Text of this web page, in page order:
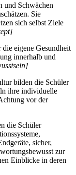
und Schwächen
Sie
sich selbst Ziele
eigene Gesundheit
innerhalb und
bilden die Schüler
ihre individuelle
vor der
die Schüler
sicher,
zur
Einblicke in deren